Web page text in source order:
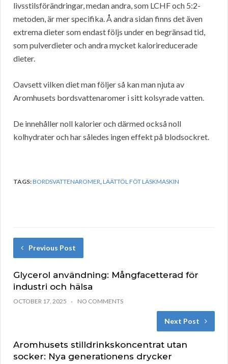
livsstilsförändringar, medan andra, som LCHF och 5:2-
metoden, är mer specifika. Å andra sidan finns det även
extrema dieter som endast följs under en begränsad tid,
som pulverdieter och andra mycket kalorireducerade
dieter.
Oavsett vilken diet man följer så kan man njuta av
Aromhusets bordsvattenaromer i sitt kolsyrade vatten.
De innehåller noll kalorier och därmed också noll
kolhydrater och har således ingen effekt på blodsockret.
TAGS:BORDSVATTENAROMER,LÄÄTTÖL FÖT LÄSKMASKIN
Previous Post
Glycerol användning: Mångfacetterad för
industri och hälsa
OCTOBER 17, 2025 NO COMMENTS
Next Post
Aromhusets stilldrinkskoncentrat utan
socker: Nya generationens drycker